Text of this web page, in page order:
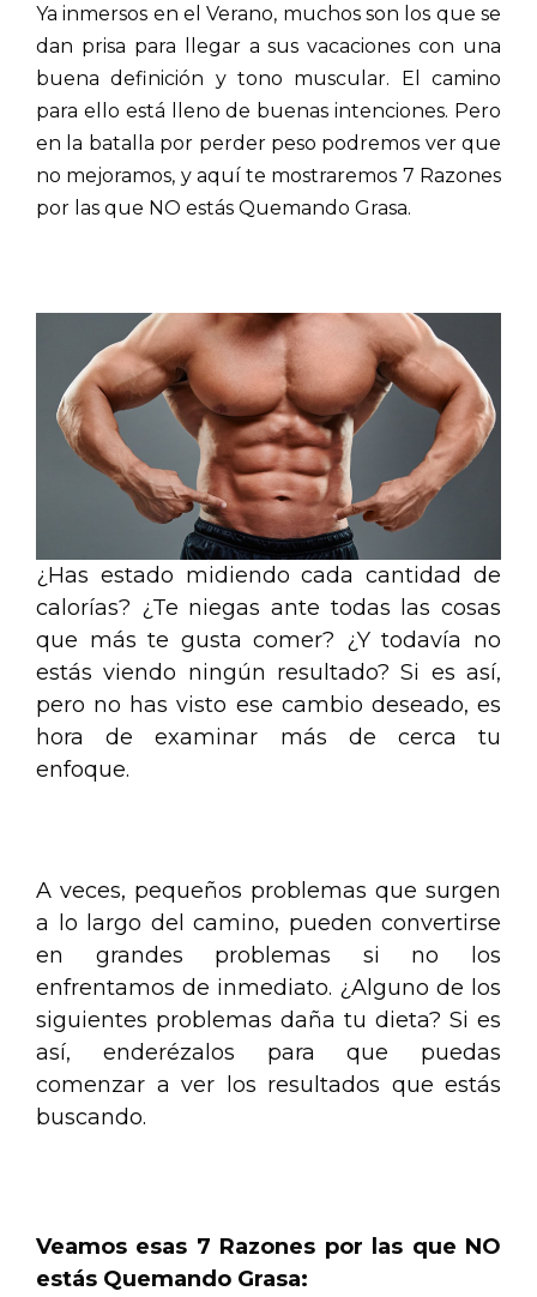
Ya inmersos en el Verano, muchos son los que se
dan prisa para llegar a sus vacaciones con una
buena definición y tono muscular. El camino
para ello está lleno de buenas intenciones. Pero
en la batalla por perder peso podremos ver que
no mejoramos, y aquí te mostraremos 7 Razones
por las que NO estás Quemando Grasa.
¿Has estado midiendo cada cantidad de
calorías? ¿Te niegas ante todas las cosas
que más te gusta comer? ¿Y todavía no
estás viendo ningún resultado? Si es así,
pero no has visto ese cambio deseado, es
hora de examinar más de cerca tu
enfoque.
A veces, pequeños problemas que surgen
a lo largo del camino, pueden convertirse
en grandes problemas si no los
enfrentamos de inmediato. ¿Alguno de los
siguientes problemas daña tu dieta? Si es
así, enderézalos para que puedas
comenzar a ver los resultados que estás
buscando.
Veamos esas 7 Razones por las que NO
estás Quemando Grasa: